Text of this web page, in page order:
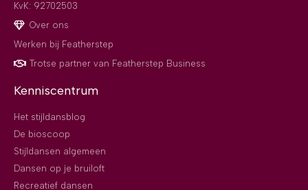
KvK: 92702503
Over ons
Werken bij Featherstep
Trotse partner van Featherstep Business
Kenniscentrum
Het stijldansblog
De bioscoop
Stijldansen algemeen
Dansen op je bruiloft
Recreatief dansen